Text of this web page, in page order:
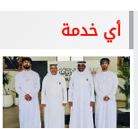
أي خدمة